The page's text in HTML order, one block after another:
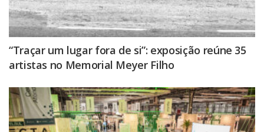
“Traçar um lugar fora de si”: exposição reúne 35
artistas no Memorial Meyer Filho